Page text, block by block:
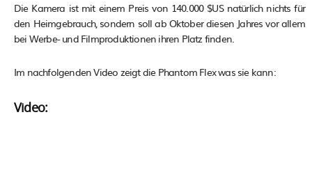
Die Kamera ist mit einem Preis von 140.000 $US natürlich nichts für
den Heimgebrauch, sondern soll ab Oktober diesen Jahres vor allem
bei Werbe- und Filmproduktionen ihren Platz finden.
Im nachfolgenden Video zeigt die Phantom Flex was sie kann:
Video: